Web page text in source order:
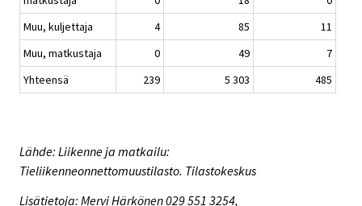
Muu, kuljettaja
4 85
11
Muu, matkustaja
0 49
7
Yhteensä
239 5 303 485
Lähde: Liikenne ja matkailu:
Tieliikenneonnettomuustilasto. Tilastokeskus
Lisätietoja: Mervi Härkönen 029 551 3254,